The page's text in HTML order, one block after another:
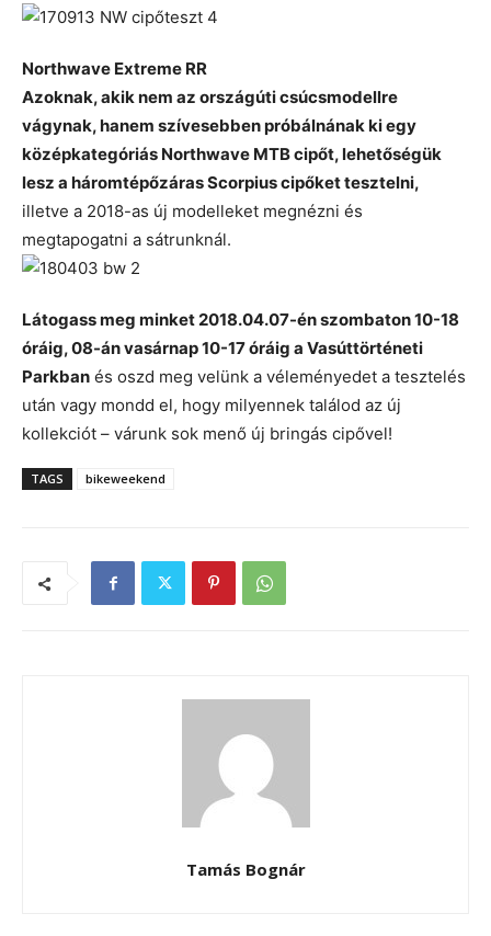
Northwave Extreme RR
Azoknak, akik nem az országúti csúcsmodellre
vágynak, hanem szívesebben próbálnának ki egy
középkategóriás Northwave MTB cipőt, lehetőségük
lesz a háromtépőzáras Scorpius cipőket tesztelni,
illetve a 2018-as új modelleket megnézni és
megtapogatni a sátrunknál.
Látogass meg minket 2018.04.07-én szombaton 10-18
óráig, 08-án vasárnap 10-17 óráig a Vasúttörténeti
Parkban és oszd meg velünk a véleményedet a tesztelés
után vagy mondd el, hogy milyennek találod az új
kollekciót – várunk sok menő új bringás cipővel!
TAGS bikeweekend
Tamás Bognár